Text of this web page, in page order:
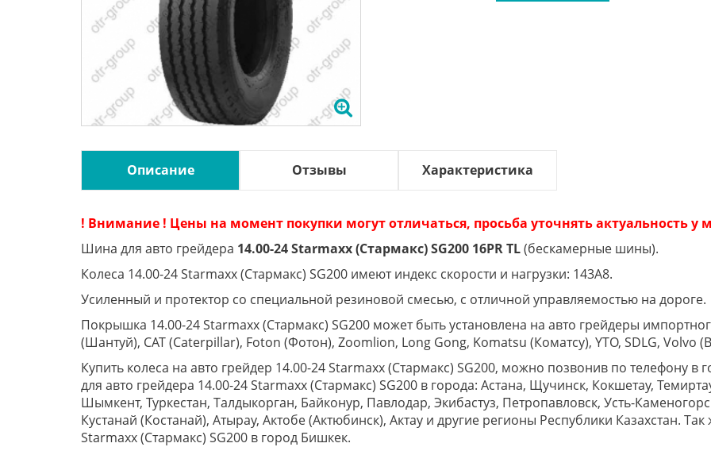
Описание Отзывы Характеристика
! Внимание ! Цены на момент покупки могут отличаться, просьба уточнять актуальность
Шина для авто грейдера 14.00-24 Starmaxx (Стармакс) SG200 16PR TL(бескамерные шины).
Колеса 14.00-24 Starmaxx (Стармакс) SG200 имеют индекс скорости и нагрузки: 143A8.
Усиленный и протектор со специальной резиновой смесью, с отличной управляемостью на дороге.
Покрышка 14.00-24 Starmaxx (Стармакс) SG200 может быть установлена на авто грейдеры
(Шантуй), CAT (Caterpillar), Foton (Фотон), Zoomlion, Long Gong, Komatsu (Коматсу), YTO, SDLG, Volvo
Купить колеса на авто грейдер 14.00-24 Starmaxx (Стармакс) SG200, можно позвонив по телефону
для авто грейдера 14.00-24 Starmaxx (Стармакс) SG200 в города: Астана, Щучинск, Кокшетау,
Шымкент, Туркестан, Талдыкорган, Байконур, Павлодар, Экибастуз, Петропавловск, Усть-
Кустанай (Костанай), Атырау, Актобе (Актюбинск), Актау и другие регионы Республики Казахстан.
Starmaxx (Стармакс) SG200 в город Бишкек.